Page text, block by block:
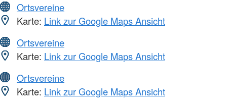
Ortsvereine
Karte: Link zur Google Maps Ansicht
Ortsvereine
Karte: Link zur Google Maps Ansicht
Ortsvereine
Karte: Link zur Google Maps Ansicht